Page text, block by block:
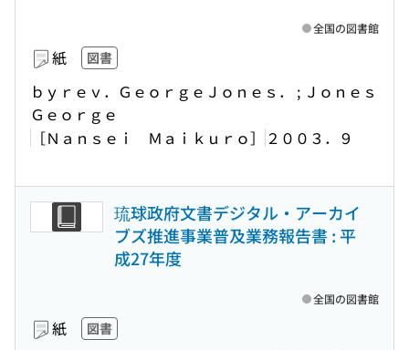
紙 図書
ｂｙｒｅｖ．ＧｅｏｒｇｅＪｏｎｅｓ． ; Ｊｏｎｅｓ
Ｇｅｏｒｇｅ
［Ｎａｎｓｅｉ Ｍａｉｋｕｒｏ］
２００３．９
全国の図書館
琉球政府文書デジタル・アーカイ
ブズ推進事業普及業務報告書 : 平
成27年度
紙 図書
全国の図書館